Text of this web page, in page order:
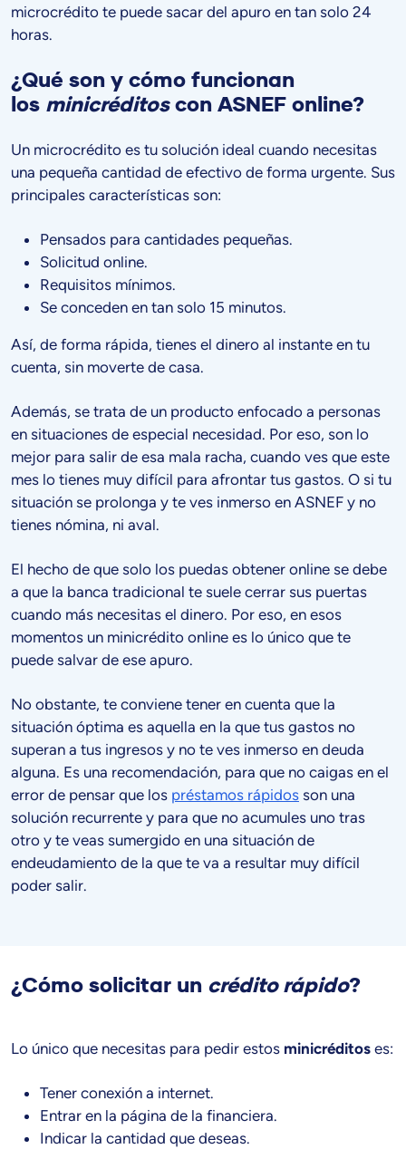
microcrédito te puede sacar del apuro en tan solo 24
horas.
¿Qué son y cómo funcionan
los minicréditoscon ASNEF online?
Un microcrédito es tu solución ideal cuando necesitas
una pequeña cantidad de efectivo de forma urgente. Sus
principales características son:
Pensados para cantidades pequeñas.
Solicitud online.
Requisitos mínimos.
Se conceden en tan solo 15 minutos.
Así, de forma rápida, tienes el dinero al instante en tu
cuenta, sin moverte de casa.
Además, se trata de un producto enfocado a personas
en situaciones de especial necesidad. Por eso, son lo
mejor para salir de esa mala racha, cuando ves que este
mes lo tienes muy difícil para afrontar tus gastos. O si tu
situación se prolonga y te ves inmerso en ASNEF y no
tienes nómina, ni aval.
El hecho de que solo los puedas obtener online se debe
a que la banca tradicional te suele cerrar sus puertas
cuando más necesitas el dinero. Por eso, en esos
momentos un minicrédito online es lo único que te
puede salvar de ese apuro.
No obstante, te conviene tener en cuenta que la
situación óptima es aquella en la que tus gastos no
superan a tus ingresos y no te ves inmerso en deuda
alguna. Es una recomendación, para que no caigas en el
error de pensar que los préstamos rápidos son una
solución recurrente y para que no acumules uno tras
otro y te veas sumergido en una situación de
endeudamiento de la que te va a resultar muy difícil
poder salir.
¿Cómo solicitar un crédito rápido?
Lo único que necesitas para pedir estos minicréditos es:
Tener conexión a internet.
Entrar en la página de la financiera.
Indicar la cantidad que deseas.